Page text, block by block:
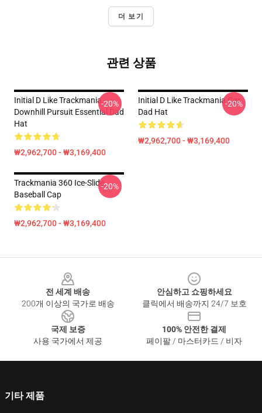
더 보기
관련 상품
Initial D Like Trackmania -
Downhill Pursuit Essential Dad
Hat
₩2,962,700 - ₩3,169,400
-20%
Initial D Like Trackmania Car
Dad Hat
₩2,962,700 - ₩3,169,400
-20%
Trackmania 360 Ice-Slide
Baseball Cap
₩2,962,700 - ₩3,169,400
-20%
전 세계 배송
200개 이상의 국가로 배송
안심하고 쇼핑하세요
클릭에서 배송까지 24/7 보호
국제 보증
사용 국가에서 제공
100% 안전한 결제
페이팔 / 마스터카드 / 비자
기타 제품